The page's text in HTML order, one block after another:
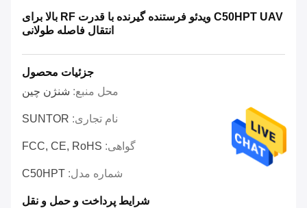
C50HPT UAV ویدئو فرستنده گیرنده با قدرت RF بالا برای
انتقال فاصله طولانی
جزئیات محصول
محل منبع: شنژن چین
نام تجاری: SUNTOR
گواهی: FCC, CE, RoHS
شماره مدل: C50HPT
شرایط پرداخت و حمل و نقل